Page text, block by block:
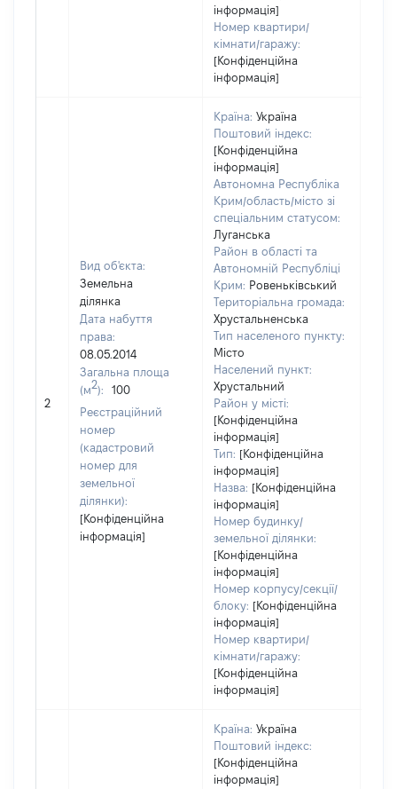
інформація]
Номер квартири/
кімнати/гаражу:
[Конфіденційна
інформація]
2
Вид об'єкта:
Земельна
ділянка
Дата набуття
права:
08.05.2014
Загальна площа
(м2):
100
Реєстраційний
номер
(кадастровий
номер для
земельної
ділянки):
[Конфіденційна
інформація]
Країна: Україна
Поштовий індекс:
[Конфіденційна
інформація]
Автономна Республіка
Крим/область/місто зі
спеціальним статусом:
Луганська
Район в області та
Автономній Республіці
Крим: Ровеньківський
Територіальна громада:
Хрустальненська
Тип населеного пункту:
Місто
Населений пункт:
Хрустальний
Район у місті:
[Конфіденційна
інформація]
Тип: [Конфіденційна
інформація]
Назва: [Конфіденційна
інформація]
Номер будинку/
земельної ділянки:
[Конфіденційна
інформація]
Номер корпусу/секції/
блоку: [Конфіденційна
інформація]
Номер квартири/
кімнати/гаражу:
[Конфіденційна
інформація]
Країна: Україна
Поштовий індекс:
[Конфіденційна
інформація]